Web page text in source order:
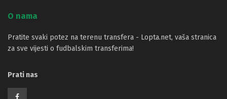
O nama
Pratite svaki potez na terenu transfera - Lopta.net, vaša stranica
za sve vijesti o fudbalskim transferima!
Prati nas